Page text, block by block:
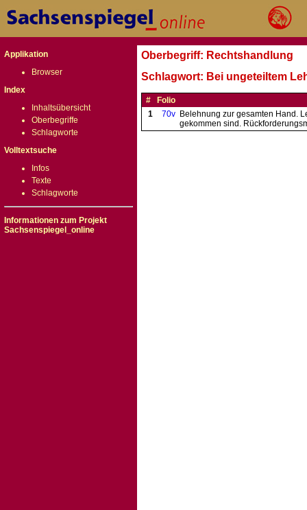
Applikation
Browser
Index
Inhaltsübersicht
Oberbegriffe
Schlagworte
Volltextsuche
Infos
Texte
Schlagworte
Informationen zum Projekt
Sachsenspiegel_online
Oberbegriff: Rechtshandlung
Schlagwort: Bei ungeteiltem
#
Folio
1
70v Belehnung zur gesamten Hand.
gekommen sind.